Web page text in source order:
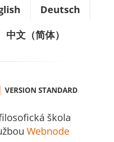
Deutsch
中文（简体）
VERSION STANDARD
škola
Webnode